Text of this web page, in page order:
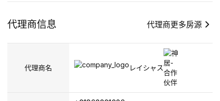
代理商信息 代理商更多房源
代理商名 レイシャス